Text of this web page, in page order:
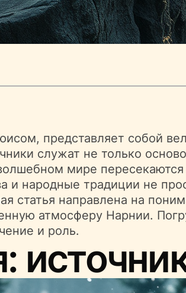
представляет собой
служат не только
мире
и народные традиции не
статья направлена на
атмосферу Нарнии.
и роль.